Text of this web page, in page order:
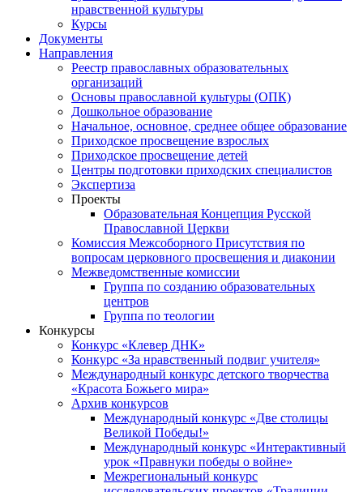
нравственной культуры
Курсы
Документы
Направления
Реестр православных образовательных
организаций
Основы православной культуры (ОПК)
Дошкольное образование
Начальное, основное, среднее общее образование
Приходское просвещение взрослых
Приходское просвещение детей
Центры подготовки приходских специалистов
Экспертиза
Проекты
Образовательная Концепция Русской
Православной Церкви
Комиссия Межсоборного Присутствия по
вопросам церковного просвещения и диаконии
Межведомственные комиссии
Группа по созданию образовательных
центров
Группа по теологии
Конкурсы
Конкурс «Клевер ДНК»
Конкурс «За нравственный подвиг учителя»
Международный конкурс детского творчества
«Красота Божьего мира»
Архив конкурсов
Международный конкурс «Две столицы
Великой Победы!»
Международный конкурс «Интерактивный
урок «Правнуки победы о войне»
Межрегиональный конкурс